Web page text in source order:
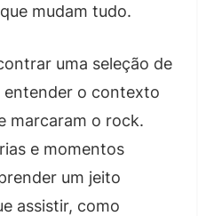
mudam tudo.
uma seleção de
entender o contexto
marcaram o rock.
e momentos
um jeito
assistir, como